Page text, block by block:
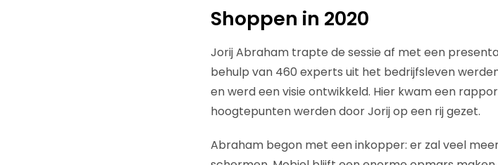
Shoppen in 2020
Jorij Abraham trapte de sessie af met een
behulp van 460 experts uit het bedrijfsleven
en werd een visie ontwikkeld. Hier kwam een
hoogtepunten werden door Jorij op een rij gezet.
Abraham begon met een inkopper: er zal veel